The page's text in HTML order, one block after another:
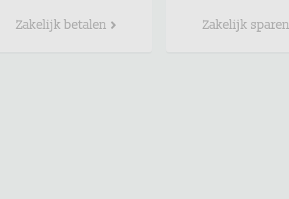
Zakelijk betalen Zakelijk sparen